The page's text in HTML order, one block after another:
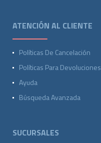
ATENCIÓN AL CLIENTE
Políticas De Cancelación
Políticas Para Devoluciones
Ayuda
Búsqueda Avanzada
SUCURSALES